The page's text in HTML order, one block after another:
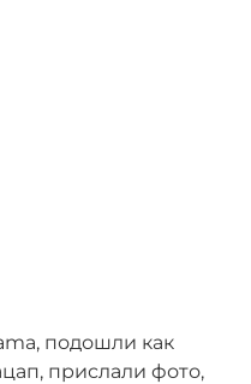
подошли как
прислали фото,